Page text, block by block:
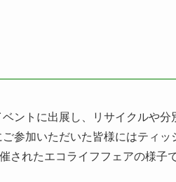
ントに出展し、リサイクルや
参加いただいた皆様にはティ
されたエコライフフェアの様子で